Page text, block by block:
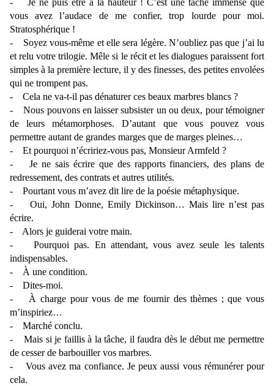
- Je ne puis être à la hauteur ! C’est une tâche immense que
vous avez l’audace de me confier, trop lourde pour moi.
Stratosphérique !
- Soyez vous-même et elle sera légère. N’oubliez pas que j’ai lu
et relu votre trilogie. Mêle si le récit et les dialogues paraissent fort
simples à la première lecture, il y des finesses, des petites envolées
qui ne trompent pas.
- Cela ne va-t-il pas dénaturer ces beaux marbres blancs ?
- Nous pouvons en laisser subsister un ou deux, pour témoigner
de leurs métamorphoses. D’autant que vous pouvez vous
permettre autant de grandes marges que de marges pleines…
- Et pourquoi n’écririez-vous pas, Monsieur Armfeld ?
- Je ne sais écrire que des rapports financiers, des plans de
redressement, des contrats et autres utilités.
- Pourtant vous m’avez dit lire de la poésie métaphysique.
- Oui, John Donne, Emily Dickinson… Mais lire n’est pas
écrire.
- Alors je guiderai votre main.
- Pourquoi pas. En attendant, vous avez seule les talents
indispensables.
- À une condition.
- Dites-moi.
- À charge pour vous de me fournir des thèmes ; que vous
m’inspiriez…
- Marché conclu.
- Mais si je faillis à la tâche, il faudra dès le début me permettre
de cesser de barbouiller vos marbres.
- Vous avez ma confiance. Je peux aussi vous rémunérer pour
cela.